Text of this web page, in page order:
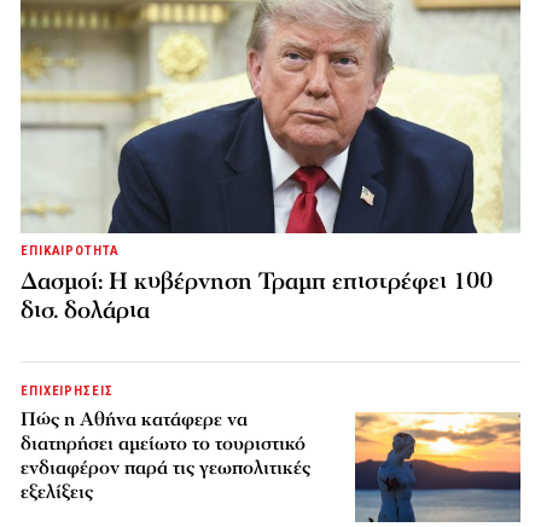
ΕΠΙΚΑΙΡΟΤΗΤΑ
Δασμοί: Η κυβέρνηση Τραμπ επιστρέφει 100
δισ. δολάρια
ΕΠΙΧΕΙΡΗΣΕΙΣ
Πώς η Αθήνα κατάφερε να
διατηρήσει αμείωτο το τουριστικό
ενδιαφέρον παρά τις γεωπολιτικές
εξελίξεις